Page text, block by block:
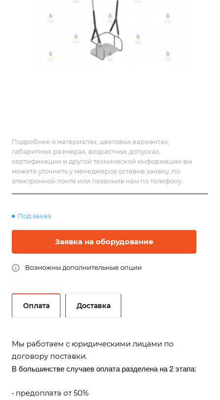
Подробнее о материалах, цветовых вариантах,
габаритных размерах, возрастных допусках,
сертификации и другой технической информации вы
можете уточнить у менеджеров оставив заявку, по
электронной почте или позвонив нам по телефону.
Под заказ
Заявка на оборудование
Возможны дополнительные опции
Оплата Доставка
Мы работаем с юридическими лицами по
договору поставки.
В большинстве случаев оплата разделена на 2 этапа:
• предоплата от 50%